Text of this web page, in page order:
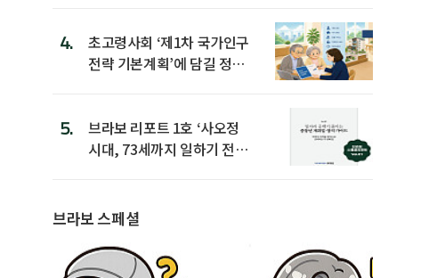
4.
초고령사회 ‘제1차 국가인구
전략 기본계획’에 담길 정책
5.
브라보 리포트 1호 ‘사오정
시대, 73세까지 일하기 전략’
브라보 스페셜